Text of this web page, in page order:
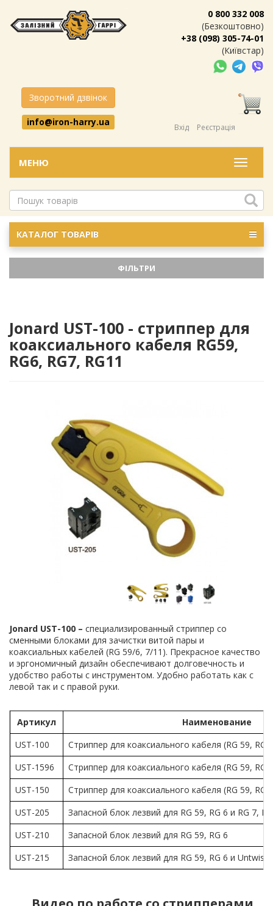
0 800 332 008
(Безкоштовно)
+38 (098) 305-74-01
(Київстар)
Зворотний дзвінок
info@iron-harry.ua
Вхід Реєстрація
Меню
МЕНЮ
КАТАЛОГ ТОВАРІВ
ФІЛЬТРИ
Jonard UST-100 - cтриппер для
коаксиального кабеля RG59,
RG6, RG7, RG11
Jonard UST-100 – специализированный стриппер со
сменными блоками для зачистки витой пары и
коаксиальных кабелей (RG 59/6, 7/11). Прекрасное качество
и эргономичный дизайн обеспечивают долговечность и
удобство работы с инструментом. Удобно работать как с
левой так и с правой руки.
Артикул
Наименование
UST-100
Стриппер для коаксиального кабеля (RG 59, RG
UST-1596
Стриппер для коаксиального кабеля (RG 59, RG
UST-150
Стриппер для коаксиального кабеля (RG 59, RG
UST-205
Запасной блок лезвий для RG 59, RG 6 и RG 7,
UST-210
Запасной блок лезвий для RG 59, RG 6
UST-215
Запасной блок лезвий для RG 59, RG 6 и